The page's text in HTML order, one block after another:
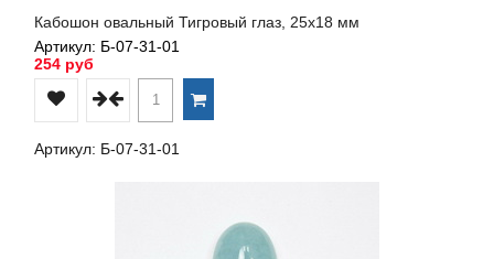
Кабошон овальный Тигровый глаз, 25х18 мм
Артикул: Б-07-31-01
254 руб
Артикул: Б-07-31-01